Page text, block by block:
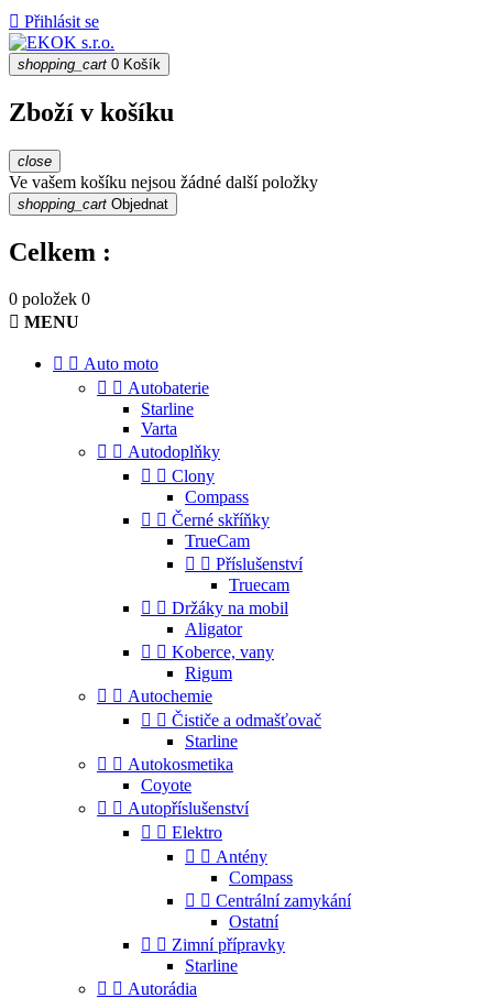
 Přihlásit se
shopping_cart 0 Košík
Zboží v košíku
close
Ve vašem košíku nejsou žádné další položky
shopping_cart Objednat
Celkem :
0 položek 0
 MENU
  Auto moto
  Autobaterie
Starline
Varta
  Autodoplňky
  Clony
Compass
  Černé skříňky
TrueCam
  Příslušenství
Truecam
  Držáky na mobil
Aligator
  Koberce, vany
Rigum
  Autochemie
  Čističe a odmašťovač
Starline
  Autokosmetika
Coyote
  Autopříslušenství
  Elektro
  Antény
Compass
  Centrální zamykání
Ostatní
  Zimní přípravky
Starline
  Autorádia